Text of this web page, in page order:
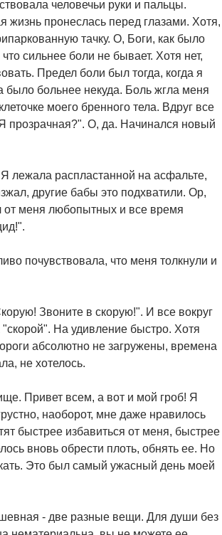
человечьи руки и пальцы.
жизнь пронеслась перед глазами. Хотя,
тачку. О, Боги, как было
сильнее боли не бывает. Хотя нет,
Предел боли был тогда, когда я
было больнее некуда. Боль жгла меня
моего бренного тела. Вдруг все
прозрачная?". О, да. Начинался новый
лежала распластанной на асфальте,
другие бабы это подхватили. Ор,
от меня любопытных и все время
почувствовала, что меня толкнули и
Звоните в скорую!". И все вокруг
На удивление быстро. Хотя
абсолютно не загружены, времена
не хотелось.
Привет всем, а вот и мой гроб! Я
наоборот, мне даже нравилось
быстрее избавиться от меня, быстрее
вновь обрести плоть, обнять ее. Но
Это был самый ужасный день моей
- две разные вещи. Для души без